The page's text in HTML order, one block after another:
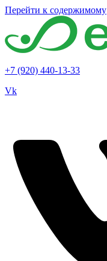
Перейти к содержимому
+7 (920) 440-13-33
Vk